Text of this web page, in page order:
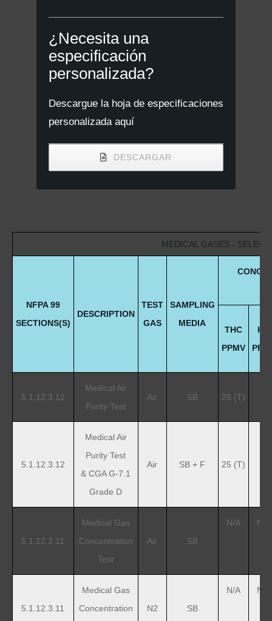
¿Necesita una
especificación
personalizada?
Descargue la hoja de especificaciones
personalizada aquí
DESCARGAR
MEDICAL GASES -
NFPA 99
SECTIONS(S)
DESCRIPTION
TEST
GAS
SAMPLING
MEDIA
THC
PPMV
HH
5.1.12.3.12
Medical Air
Purity Test
Air SB 25 (T)
5.1.12.3.12
Medical Air
Purity Test
& CGA G-7.1
Grade D
Air SB + F 25 (T)
5.1.12.3.11
Medical Gas
Concentration
Test
Air SB
N/A N/A
5.1.12.3.11
Medical Gas
Concentration
N2 SB
N/A N/A